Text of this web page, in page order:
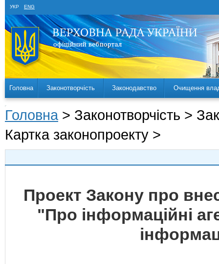
УКР ENG
Головна Законотворчість Законодавство Очищення
Головна > Законотворчість >
Картка законопроекту >
Проект Закону про
"Про інформаційні